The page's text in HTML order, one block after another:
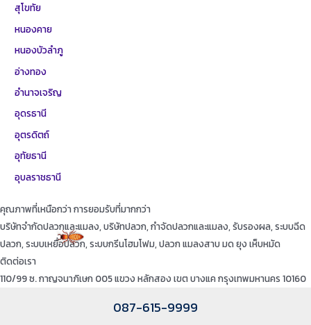
สุโขทัย
หนองคาย
หนองบัวลำภู
อ่างทอง
อำนาจเจริญ
อุดรธานี
อุตรดิตถ์
อุทัยธานี
อุบลราชธานี
คุณภาพที่เหนือกว่า การยอมรับที่มากกว่า
บริษัทจำกัดปลวกและแมลง, บริษัทปลวก, กำจัดปลวกและแมลง, รับรองผล, ระบบฉีด
ปลวก, ระบบเหยื่อปลวก, ระบบกรีนโฮมโฟม, ปลวก แมลงสาบ มด ยุง เห็บหมัด
ติดต่อเรา
110/99 ซ. กาญจนาภิเษก 005 แขวง หลักสอง เขต บางแค กรุงเทพมหานคร 10160
087-615-9999